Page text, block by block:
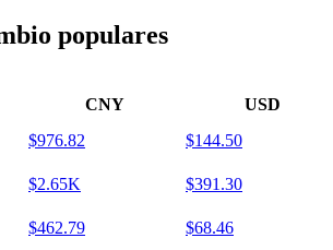
populares
CNY USD
$976.82 $144.50
$2.65K $391.30
$462.79 $68.46